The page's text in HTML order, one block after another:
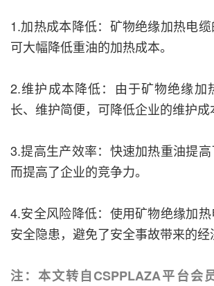
1.加热成本降低：矿物绝缘加热电缆
可大幅降低重油的加热成本。
2.维护成本降低：由于矿物绝缘加
长、维护简便，可降低企业的维护成
3.提高生产效率：快速加热重油提
而提高了企业的竞争力。
4.安全风险降低：使用矿物绝缘加
安全隐患，避免了安全事故带来的经
注：本文转自CSPPLAZA平台会